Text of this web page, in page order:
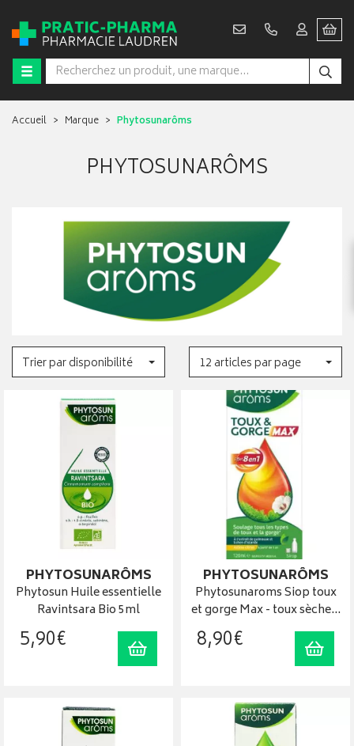
Accueil Marque Phytosunarôms
PHYTOSUNARÔMS
Trier par disponibilité 12 articles par page
PHYTOSUNARÔMS
Phytosun Huile essentielle
Ravintsara Bio 5ml
5,90€ Ajouter au panier
PHYTOSUNARÔMS
Phytosunaroms Siop toux
et gorge Max - toux sèche…
8,90€